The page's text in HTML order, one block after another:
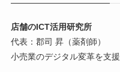
店舗のICT活用研究所
代表：郡司 昇（薬剤師）
小売業のデジタル変革を支援